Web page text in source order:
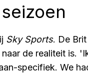
Sky Sports. De
de realiteit is.
specifiek. We